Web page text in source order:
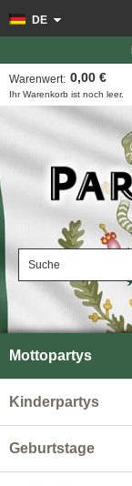
DE
Ihr Warenkorb ist noch leer.
Warenwert: 0,00 €
Mottopartys
Kinderpartys
Geburtstage